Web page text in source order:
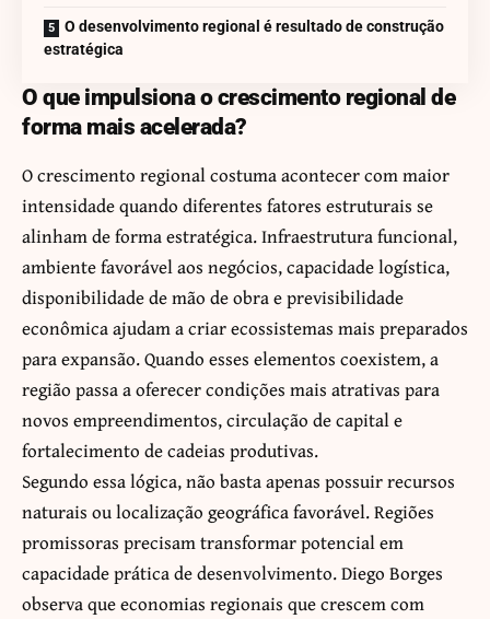
O desenvolvimento regional é resultado de construção
estratégica
O que impulsiona o crescimento regional de
forma mais acelerada?
O crescimento regional costuma acontecer com maior
intensidade quando diferentes fatores estruturais se
alinham de forma estratégica. Infraestrutura funcional,
ambiente favorável aos negócios, capacidade logística,
disponibilidade de mão de obra e previsibilidade
econômica ajudam a criar ecossistemas mais preparados
para expansão. Quando esses elementos coexistem, a
região passa a oferecer condições mais atrativas para
novos empreendimentos, circulação de capital e
fortalecimento de cadeias produtivas.
Segundo essa lógica, não basta apenas possuir recursos
naturais ou localização geográfica favorável. Regiões
promissoras precisam transformar potencial em
capacidade prática de desenvolvimento. Diego Borges
observa que economias regionais que crescem com